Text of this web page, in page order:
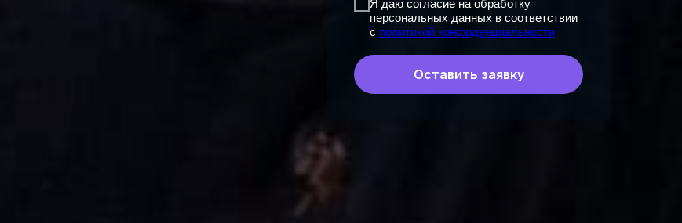
Я даю согласие на обработку
персональных данных в соответствии
с политикой конфиденциальности
Оставить заявку